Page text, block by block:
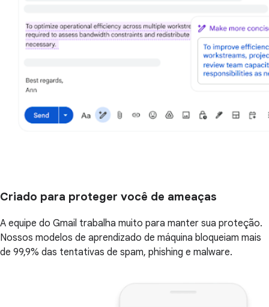
Criado para proteger você de ameaças
A equipe do Gmail trabalha muito para manter sua proteção.
Nossos modelos de aprendizado de máquina bloqueiam mais
de 99,9% das tentativas de spam, phishing e malware.